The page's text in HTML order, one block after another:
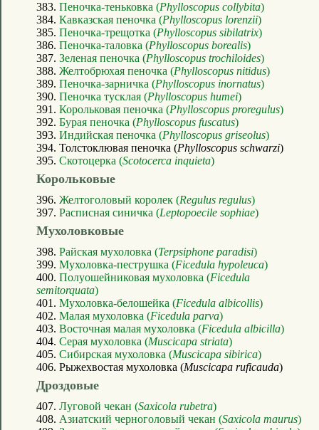
383. Пеночка-теньковка (Phylloscopus collybita)
384. Кавказская пеночка (Phylloscopus lorenzii)
385. Пеночка-трещотка (Phylloscopus sibilatrix)
386. Пеночка-таловка (Phylloscopus borealis)
387. Зеленая пеночка (Phylloscopus trochiloides)
388. Желтобрюхая пеночка (Phylloscopus nitidus)
389. Пеночка-зарничка (Phylloscopus inornatus)
390. Пеночка тусклая (Phylloscopus humei)
391. Корольковая пеночка (Phylloscopus proregulus)
392. Бурая пеночка (Phylloscopus fuscatus)
393. Индийская пеночка (Phylloscopus griseolus)
394. Толстоклювая пеночка (Phylloscopus schwarzi)
395. Скотоцерка (Scotocerca inquieta)
Корольковые
396. Желтоголовый королек (Regulus regulus)
397. Расписная синичка (Leptopoecile sophiae)
Мухоловковые
398. Райская мухоловка (Terpsiphone paradisi)
399. Мухоловка-пеструшка (Ficedula hypoleuca)
400. Полуошейниковая мухоловка (Ficedula
semitorquata)
401. Мухоловка-белошейка (Ficedula albicollis)
402. Малая мухоловка (Ficedula parva)
403. Восточная малая мухоловка (Ficedula albicilla)
404. Серая мухоловка (Muscicapa striata)
405. Сибирская мухоловка (Muscicapa sibirica)
406. Рыжехвостая мухоловка (Muscicapa ruficauda)
Дроздовые
407. Луговой чекан (Saxicola rubetra)
408. Азиатский черноголовый чекан (Saxicola maurus)